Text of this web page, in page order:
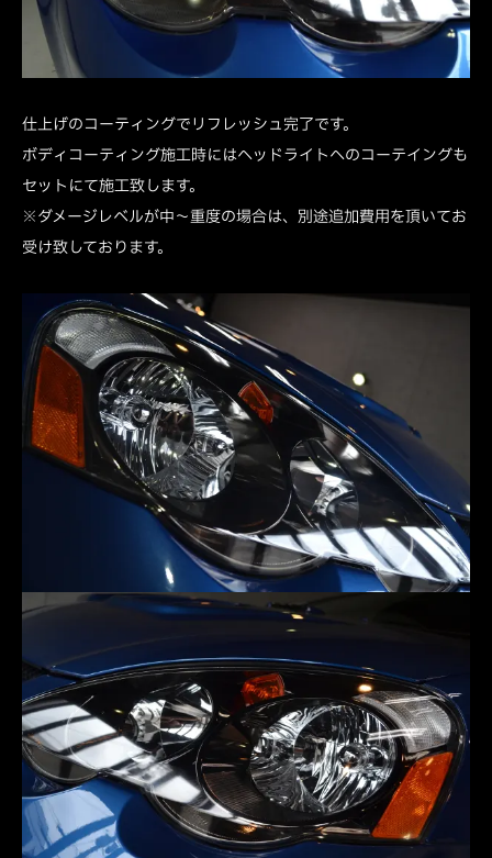
仕上げのコーティングでリフレッシュ完了です。
ボディコーティング施工時にはヘッドライトへのコーテイングも
セットにて施工致します。
※ダメージレベルが中～重度の場合は、別途追加費用を頂いてお
受け致しております。